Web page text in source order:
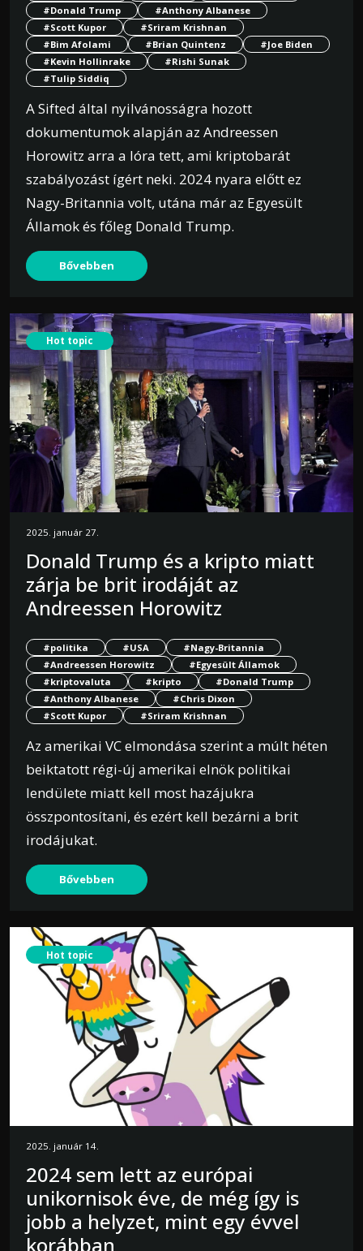
#Donald Trump
#Anthony Albanese
#Scott Kupor
#Sriram Krishnan
#Bim Afolami
#Brian Quintenz
#Joe Biden
#Kevin Hollinrake
#Rishi Sunak
#Tulip Siddiq
A Sifted által nyilvánosságra hozott
dokumentumok alapján az Andreessen
Horowitz arra a lóra tett, ami kriptobarát
szabályozást ígért neki. 2024 nyara előtt ez
Nagy-Britannia volt, utána már az Egyesült
Államok és főleg Donald Trump.
Bővebben
Hot topic
2025. január 27.
Donald Trump és a kripto miatt
zárja be brit irodáját az
Andreessen Horowitz
#politika #USA
#Nagy-Britannia
#Andreessen Horowitz
#Egyesült Államok
#kriptovaluta
#kripto
#Donald Trump
#Anthony Albanese
#Chris Dixon
#Scott Kupor
#Sriram Krishnan
Az amerikai VC elmondása szerint a múlt héten
beiktatott régi-új amerikai elnök politikai
lendülete miatt kell most hazájukra
összpontosítani, és ezért kell bezárni a brit
irodájukat.
Bővebben
Hot topic
2025. január 14.
2024 sem lett az európai
unikornisok éve, de még így is
jobb a helyzet, mint egy évvel
korábban